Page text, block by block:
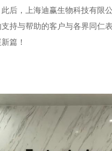
后，上海迪赢生物科技有限
持与帮助的客户与各界同仁
篇！